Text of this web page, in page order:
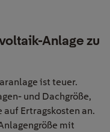
Anlage zu
ist teuer.
und Dachgröße,
Ertragskosten an.
mit